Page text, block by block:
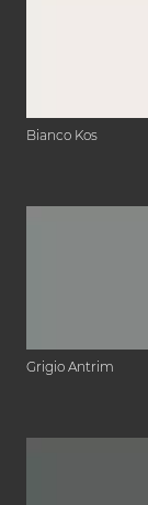
Bianco Kos
Grigio Antrim